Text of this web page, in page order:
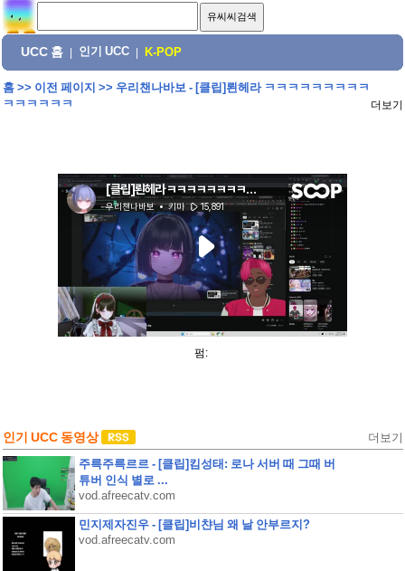
UCC 홈 인기 UCC K-POP
홈>> 이전 페이지 >> 우리챈나바보 - [클립]뢴헤라 ㅋㅋㅋㅋㅋㅋㅋㅋㅋ
ㅋㅋㅋㅋㅋㅋ
더보기
펌:
인기 UCC 동영상 더보기
주륵주륵르르 - [클립]킴성태: 로나 서버 때 그때 버
튜버 인식 별로 ...
vod.afreecatv.com
민지제자진우 - [클립]비챤님 왜 날 안부르지?
vod.afreecatv.com